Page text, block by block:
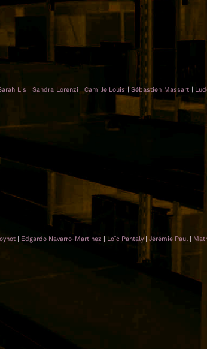
Lis |Sandra Lorenzi |Camille Louis |Sébastien Massart |
| Edgardo Navarro-Martinez | Loïc Pantaly| Jérémie Paul |